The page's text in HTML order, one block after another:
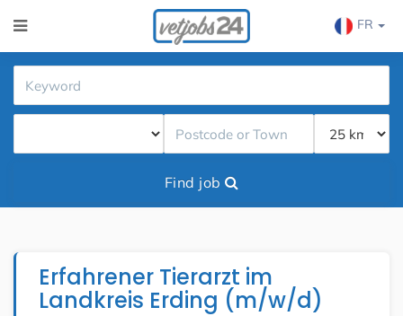
FR
Find job
Erfahrener Tierarzt im
Landkreis Erding (m/w/d)